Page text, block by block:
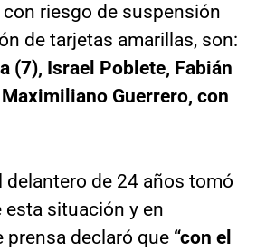
riesgo de suspensión
de tarjetas amarillas, son:
(7), Israel Poblete, Fabián
Guerrero, con
delantero de 24 años tomó
esta situación y en
prensa declaró que “con el